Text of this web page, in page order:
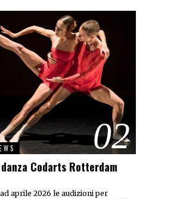
02
Codarts Rotterdam
aprile 2026 le audizioni per